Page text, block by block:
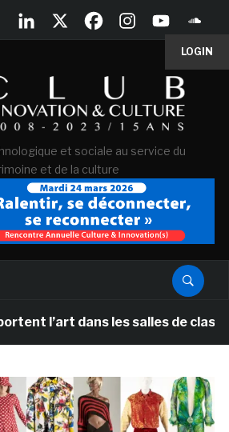
LOGIN
et sociale au service du
et de la culture
dans les salles de classe des